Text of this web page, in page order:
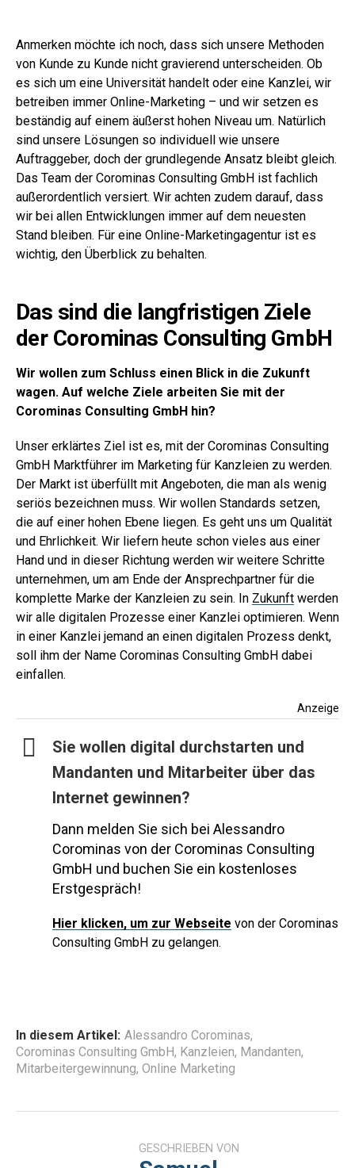
Anmerken möchte ich noch, dass sich unsere Methoden
von Kunde zu Kunde nicht gravierend unterscheiden. Ob
es sich um eine Universität handelt oder eine Kanzlei, wir
betreiben immer Online-Marketing – und wir setzen es
beständig auf einem äußerst hohen Niveau um. Natürlich
sind unsere Lösungen so individuell wie unsere
Auftraggeber, doch der grundlegende Ansatz bleibt gleich.
Das Team der Corominas Consulting GmbH ist fachlich
außerordentlich versiert. Wir achten zudem darauf, dass
wir bei allen Entwicklungen immer auf dem neuesten
Stand bleiben. Für eine Online-Marketingagentur ist es
wichtig, den Überblick zu behalten.
Das sind die langfristigen Ziele
der Corominas Consulting GmbH
Wir wollen zum Schluss einen Blick in die Zukunft
wagen. Auf welche Ziele arbeiten Sie mit der
Corominas Consulting GmbH hin?
Unser erklärtes Ziel ist es, mit der Corominas Consulting
GmbH Marktführer im Marketing für Kanzleien zu werden.
Der Markt ist überfüllt mit Angeboten, die man als wenig
seriös bezeichnen muss. Wir wollen Standards setzen,
die auf einer hohen Ebene liegen. Es geht uns um Qualität
und Ehrlichkeit. Wir liefern heute schon vieles aus einer
Hand und in dieser Richtung werden wir weitere Schritte
unternehmen, um am Ende der Ansprechpartner für die
komplette Marke der Kanzleien zu sein. In Zukunft werden
wir alle digitalen Prozesse einer Kanzlei optimieren. Wenn
in einer Kanzlei jemand an einen digitalen Prozess denkt,
soll ihm der Name Corominas Consulting GmbH dabei
einfallen.
Anzeige
Sie wollen digital durchstarten und
Mandanten und Mitarbeiter über das
Internet gewinnen?
Dann melden Sie sich bei Alessandro
Corominas von der Corominas Consulting
GmbH und buchen Sie ein kostenloses
Erstgespräch!
Hier klicken, um zur Webseite von der Corominas
Consulting GmbH zu gelangen.
In diesem Artikel: Alessandro Corominas,
Corominas Consulting GmbH, Kanzleien, Mandanten,
Mitarbeitergewinnung, Online Marketing
GESCHRIEBEN VON